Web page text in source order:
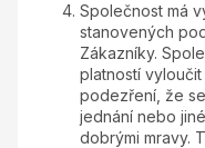
Společnost má
stanovených
Zákazníky.
platností
podezření, že
jednání nebo
dobrými mravy.